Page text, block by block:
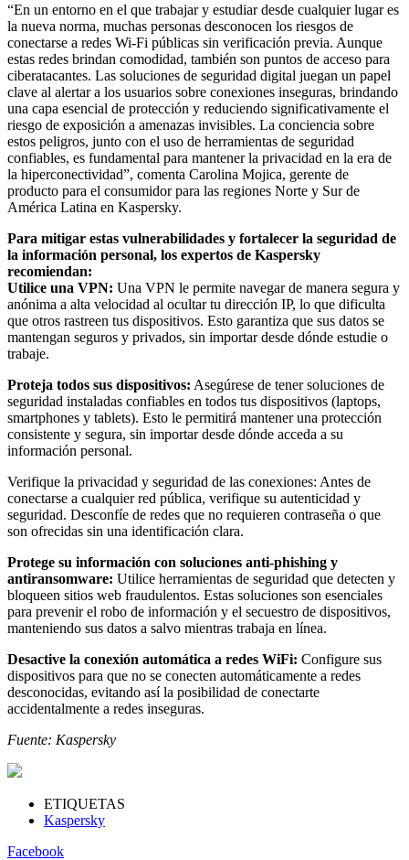
“En un entorno en el que trabajar y estudiar desde cualquier lugar es
la nueva norma, muchas personas desconocen los riesgos de
conectarse a redes Wi-Fi públicas sin verificación previa. Aunque
estas redes brindan comodidad, también son puntos de acceso para
ciberatacantes. Las soluciones de seguridad digital juegan un papel
clave al alertar a los usuarios sobre conexiones inseguras, brindando
una capa esencial de protección y reduciendo significativamente el
riesgo de exposición a amenazas invisibles. La conciencia sobre
estos peligros, junto con el uso de herramientas de seguridad
confiables, es fundamental para mantener la privacidad en la era de
la hiperconectividad”, comenta Carolina Mojica, gerente de
producto para el consumidor para las regiones Norte y Sur de
América Latina en Kaspersky.
Para mitigar estas vulnerabilidades y fortalecer la seguridad de
la información personal, los expertos de Kaspersky
recomiendan:
Utilice una VPN: Una VPN le permite navegar de manera segura y
anónima a alta velocidad al ocultar tu dirección IP, lo que dificulta
que otros rastreen tus dispositivos. Esto garantiza que sus datos se
mantengan seguros y privados, sin importar desde dónde estudie o
trabaje.
Proteja todos sus dispositivos: Asegúrese de tener soluciones de
seguridad instaladas confiables en todos tus dispositivos (laptops,
smartphones y tablets). Esto le permitirá mantener una protección
consistente y segura, sin importar desde dónde acceda a su
información personal.
Verifique la privacidad y seguridad de las conexiones: Antes de
conectarse a cualquier red pública, verifique su autenticidad y
seguridad. Desconfíe de redes que no requieren contraseña o que
son ofrecidas sin una identificación clara.
Protege su información con soluciones anti-phishing y
antiransomware: Utilice herramientas de seguridad que detecten y
bloqueen sitios web fraudulentos. Estas soluciones son esenciales
para prevenir el robo de información y el secuestro de dispositivos,
manteniendo sus datos a salvo mientras trabaja en línea.
Desactive la conexión automática a redes WiFi: Configure sus
dispositivos para que no se conecten automáticamente a redes
desconocidas, evitando así la posibilidad de conectarte
accidentalmente a redes inseguras.
Fuente: Kaspersky
ETIQUETAS
Kaspersky
Facebook